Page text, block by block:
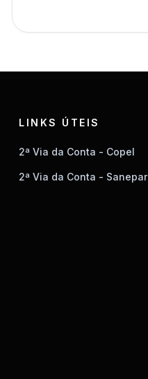
LINKS ÚTEIS
2ª Via da Conta - Copel
2ª Via da Conta - Sanepar